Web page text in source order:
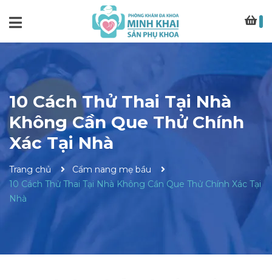
10 Cách Thử Thai Tại Nhà
Không Cần Que Thử Chính
Xác Tại Nhà
Trang chủ
Cẩm nang mẹ bầu
10 Cách Thử Thai Tại Nhà Không Cần Que Thử Chính Xác Tại
Nhà